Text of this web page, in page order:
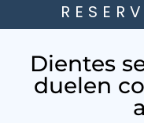
Dientes
duelen